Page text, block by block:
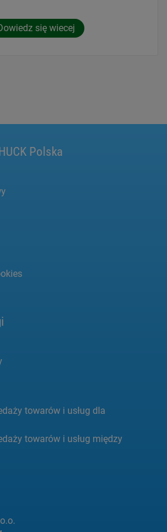
się wiecej
Polska
towarów i usług dla
towarów i usług między